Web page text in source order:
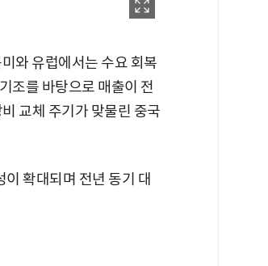
와 유럽에서는 수요 회복
조를 바탕으로 매출이 전
교체 주기가 맞물린 중국
확대되며 전년 동기 대